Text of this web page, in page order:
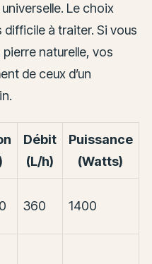
Le choix
difficile à traiter. Si vous
naturelle, vos
de ceux d’un
Débit
(L/h)
Puissance
(Watts)
360 1400